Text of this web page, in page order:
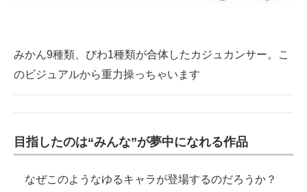
みかん9種類、びわ1種類が合体したカジュカンサー。こ
のビジュアルから重力操っちゃいます
目指したのは“みんな”が夢中になれる作品
なぜこのようなゆるキャラが登場するのだろうか？